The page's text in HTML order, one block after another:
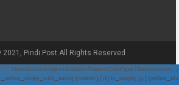
Pindi Post All Rights Reserved.
// Show Author Image with Author Name in UrduPaper Theme function
{ if (is_single()) { $author_id =